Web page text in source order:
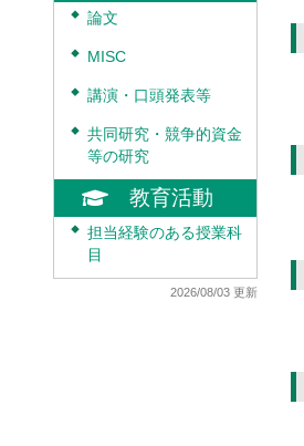
◆ 論文
◆ MISC
◆ 講演・口頭発表等
◆
共同研究・競争的資金
等の研究
教育活動
◆
担当経験のある授業科
目
2026/08/03 更新